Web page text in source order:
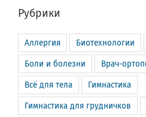
Рубрики
Аллергия Биотехнологии
Боли и болезни Врач-
Всё для тела Гимнастика
Гимнастика для грудничков